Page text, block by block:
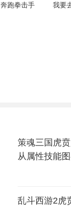
就是
戏，
奔跑拳击手 我要
策魂三国虎
从属性技能
乱斗西游2虎